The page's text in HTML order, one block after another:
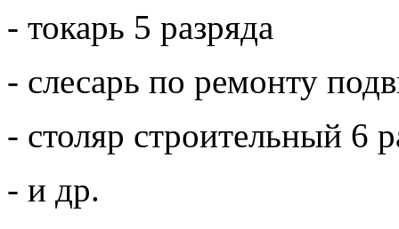
- токарь 5 разряда
- слесарь по ремонту
- столяр строительный 6
- и др.